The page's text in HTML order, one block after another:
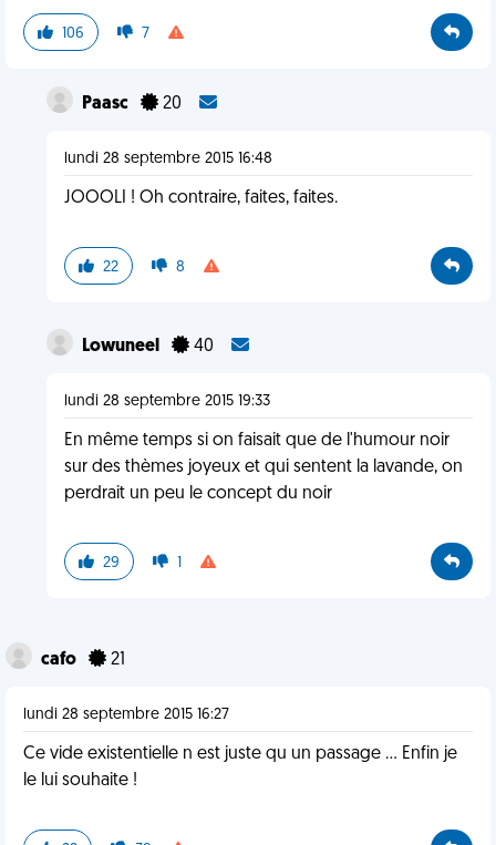
106 7
Paasc 20
lundi 28 septembre 2015 16:48
JOOOLI ! Oh contraire, faites, faites.
22 8
Lowuneel 40
lundi 28 septembre 2015 19:33
En même temps si on faisait que de l'humour noir
sur des thèmes joyeux et qui sentent la lavande, on
perdrait un peu le concept du noir
29 1
cafo 21
lundi 28 septembre 2015 16:27
Ce vide existentielle n est juste qu un passage ... Enfin je
le lui souhaite !